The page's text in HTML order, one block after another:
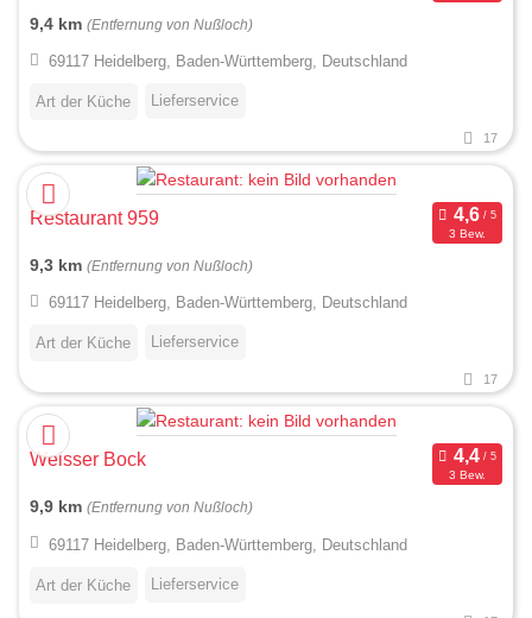
9,4 km (Entfernung von Nußloch)
69117 Heidelberg, Baden-Württemberg, Deutschland
Art der Küche Lieferservice
17
Restaurant 959
3 Bew.
9,3 km (Entfernung von Nußloch)
69117 Heidelberg, Baden-Württemberg, Deutschland
Art der Küche Lieferservice
17
Weisser Bock
3 Bew.
9,9 km (Entfernung von Nußloch)
69117 Heidelberg, Baden-Württemberg, Deutschland
Art der Küche Lieferservice